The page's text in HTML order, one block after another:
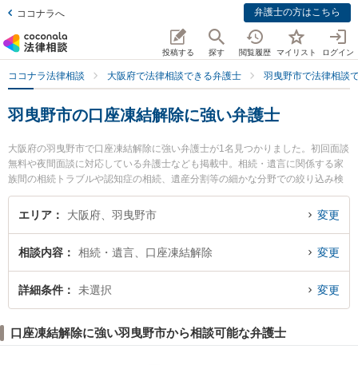
ココナラへ 弁護士の方はこちら
投稿する 探す 閲覧履歴 マイリスト ログイン
ココナラ法律相談 大阪府で法律相談できる弁護士 羽曳野市で法律相談
羽曳野市の口座凍結解除に強い弁護士
大阪府の羽曳野市で口座凍結解除に強い弁護士が1名見つかりました。初回面談
無料や夜間面談に対応している弁護士なども掲載中。相続・遺言に関係する家
族間の相続トラブルや認知症の相続、遺産分割等の細かな分野での絞り込み検
索もでき便利です。特にはびきの未来法律事務所の安田 弘光弁護士のプロフィ
ール情報や弁護士費用、強みなどが注目されています。『羽曳野市で土日や夜
無料で口座凍結解除を法律相談できる羽曳野市内の弁護士に相談予約したい』
などでお困りの相談者さんにおすすめです。
エリア 大阪府、羽曳野市 変更
相談内容 相続・遺言、口座凍結解除 変更
詳細条件 未選択 変更
口座凍結解除に強い羽曳野市から相談可能な弁護士